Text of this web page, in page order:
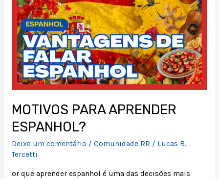
MOTIVOS PARA APRENDER
ESPANHOL?
Deixe um comentário / Comunidade RR / Lucas B.
Tercetti
or que aprender espanhol é uma das decisões mais
APRENDER
ESPANHOL?